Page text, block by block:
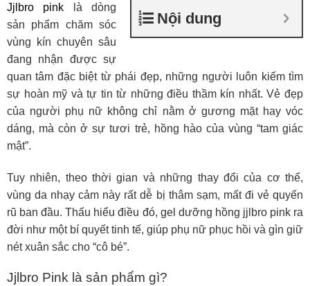
Nội dung
Jjlbro pink là dòng
sản phẩm chăm sóc
vùng kín chuyên sâu
đang nhận được sự
quan tâm đặc biệt từ phái đẹp, những người luôn kiếm tìm
sự hoàn mỹ và tự tin từ những điều thầm kín nhất. Vẻ đẹp
của người phụ nữ không chỉ nằm ở gương mặt hay vóc
dáng, mà còn ở sự tươi trẻ, hồng hào của vùng “tam giác
mật”.
Tuy nhiên, theo thời gian và những thay đổi của cơ thể,
vùng da nhạy cảm này rất dễ bị thâm sạm, mất đi vẻ quyến
rũ ban đầu. Thấu hiểu điều đó, gel dưỡng hồng jjlbro pink ra
đời như một bí quyết tinh tế, giúp phụ nữ phục hồi và gìn giữ
nét xuân sắc cho “cô bé”.
Jjlbro Pink là sản phẩm gì?